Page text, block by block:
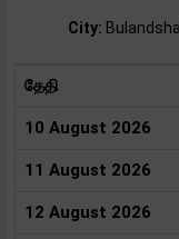
City:
தேதி
10 August 2026
11 August 2026
12 August 2026